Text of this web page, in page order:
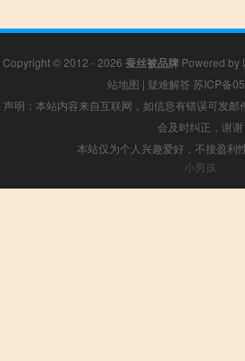
Copyright © 2012 - 2026 蚕丝被品牌 Powered by
站地图 | 疑难解答 苏ICP备
声明：本站内容来自互联网，如信息有错误可发
会及时纠正，谢谢
本站仅为个人兴趣爱好，不接盈利
小男孩